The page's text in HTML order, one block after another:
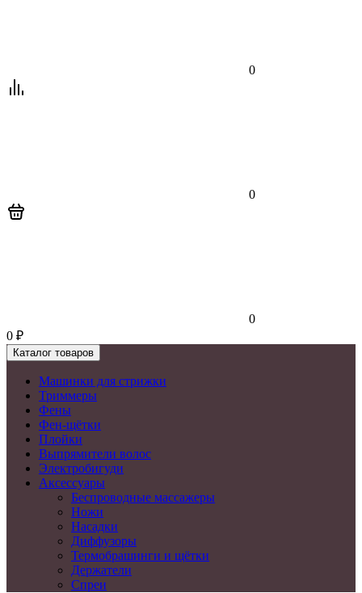
0
0
0
0 ₽
Каталог товаров
Машинки для стрижки
Триммеры
Фены
Фен-щётки
Плойки
Выпрямители волос
Электробигуди
Аксессуары
Беспроводные массажеры
Ножи
Насадки
Диффузоры
Термобрашинги и щётки
Держатели
Спреи